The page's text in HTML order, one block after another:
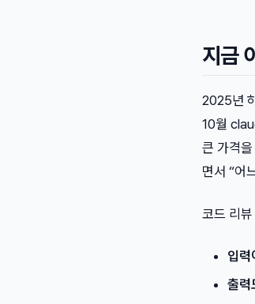
지금
2025년
10월
큰 가격
면서 “어
코드 리
입력
출력